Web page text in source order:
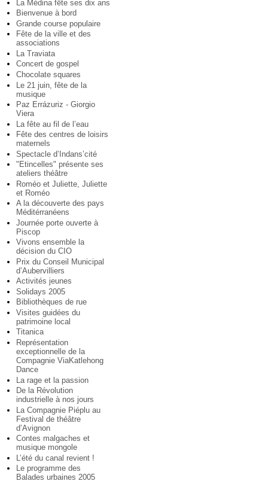
La Médina fête ses dix ans
Bienvenue à bord
Grande course populaire
Fête de la ville et des
associations
La Traviata
Concert de gospel
Chocolate squares
Le 21 juin, fête de la
musique
Paz Errázuriz - Giorgio
Viera
La fête au fil de l’eau
Fête des centres de loisirs
maternels
Spectacle d’Indans’cité
"Etincelles" présente ses
ateliers théâtre
Roméo et Juliette, Juliette
et Roméo
A la découverte des pays
Méditérranéens
Journée porte ouverte à
Piscop
Vivons ensemble la
décision du CIO
Prix du Conseil Municipal
d’Aubervilliers
Activités jeunes
Solidays 2005
Bibliothèques de rue
Visites guidées du
patrimoine local
Titanica
Représentation
exceptionnelle de la
Compagnie ViaKatlehong
Dance
La rage et la passion
De la Révolution
industrielle à nos jours
La Compagnie Piéplu au
Festival de théâtre
d’Avignon
Contes malgaches et
musique mongole
L’été du canal revient !
Le programme des
Balades urbaines 2005